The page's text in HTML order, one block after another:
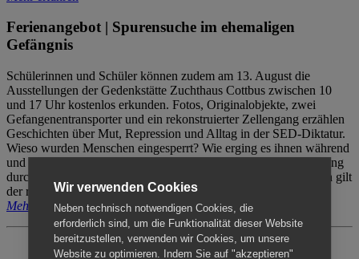
Ferienangebot | Spurensuche im ehemaligen
Gefängnis
Schülerinnen und Schüler können zudem am 13. August die
Ausstellungen der Gedenkstätte Zuchthaus Cottbus zwischen 10
und 17 Uhr kostenlos erkunden. Fotos, Originalobjekte, zwei
Gefangenentransporter und ein rekonstruierter Zellengang erzählen
Geschichten über Mut, Repression und Alltag in der SED-Diktatur.
Wieso wurden Menschen eingesperrt? Wie erging es ihnen während
und nach der Haft? Der Besuch erfolgt individuell ohne Betreuung
durch das Menschenrechtszentrum Cottbus. Für Begleitpersonen gilt
der reguläre Eintritt (8€ / ermäßigt 5€).
Mehr erfahren
Wir verwenden Cookies
Neben technisch notwendigen Cookies, die
erforderlich sind, um die Funktionalität dieser Website
bereitzustellen, verwenden wir Cookies, um unsere
Website zu optimieren. Indem Sie auf "akzeptieren"